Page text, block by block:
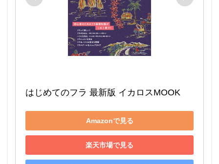
はじめてのフラ 最新版 イカロスMOOK
Amazonで見る
楽天市場で見る